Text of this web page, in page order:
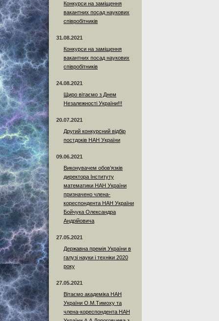
Конкурси на заміщення
вакантних посад наукових
співробітників
31.08.2021
Конкурси на заміщення
вакантних посад наукових
співробітників
24.08.2021
Щиро вітаємо з Днем
Незалежності України!!!
20.07.2021
Другий конкурсний відбір
постдоків НАН України
09.06.2021
Виконувачем обов’язків
директора Інституту
математики НАН України
призначено члена-
кореспондента НАН України
Бойчука Олександра
Андрійовича
27.05.2021
Державна премія України в
галузі науки і техніки 2020
року
27.05.2021
Вітаємо академіка НАН
України О.М.Тимоху та
члена-кореспондента НАН